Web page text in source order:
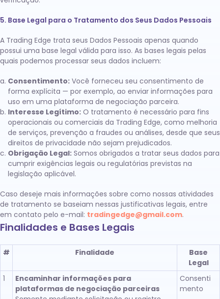
5. Base Legal para o Tratamento dos Seus Dados Pessoais
A Trading Edge trata seus Dados Pessoais apenas quando
possui uma base legal válida para isso. As bases legais pelas
quais podemos processar seus dados incluem:
Consentimento: Você forneceu seu consentimento de
forma explícita — por exemplo, ao enviar informações para
uso em uma plataforma de negociação parceira.
Interesse Legítimo: O tratamento é necessário para fins
operacionais ou comerciais da Trading Edge, como melhoria
de serviços, prevenção a fraudes ou análises, desde que seus
direitos de privacidade não sejam prejudicados.
Obrigação Legal: Somos obrigados a tratar seus dados para
cumprir exigências legais ou regulatórias previstas na
legislação aplicável.
Caso deseje mais informações sobre como nossas atividades
de tratamento se baseiam nessas justificativas legais, entre
em contato pelo e-mail: tradingedge@gmail.com.
Finalidades e Bases Legais
# Finalidade
Base
Legal
1
Encaminhar informações para
plataformas de negociação parceiras
Consenti
mento